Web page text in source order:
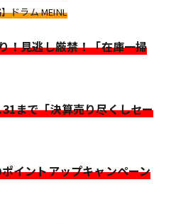
ドラム MEINL
！見逃し厳禁！「在庫一掃
まで「決算売り尽くしセー
イントアップキャンペーン